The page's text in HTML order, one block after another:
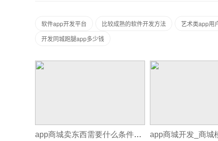
软件app开发平台 比较成熟的软件开发方法
艺术类app用
开发同城跑腿app多少钱
app商城卖东西需要什么条件_开发一个app需要学什么条件